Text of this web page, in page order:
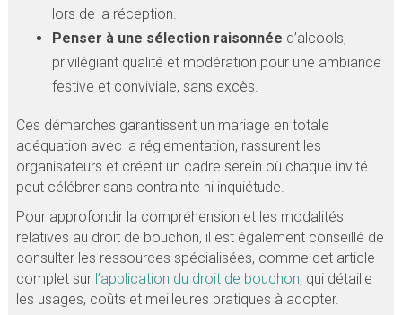
lors de la réception.
Penser à une sélection raisonnée d’alcools,
privilégiant qualité et modération pour une ambiance
festive et conviviale, sans excès.
Ces démarches garantissent un mariage en totale
adéquation avec la réglementation, rassurent les
organisateurs et créent un cadre serein où chaque invité
peut célébrer sans contrainte ni inquiétude.
Pour approfondir la compréhension et les modalités
relatives au droit de bouchon, il est également conseillé de
consulter les ressources spécialisées, comme cet article
complet sur l’application du droit de bouchon, qui détaille
les usages, coûts et meilleures pratiques à adopter.